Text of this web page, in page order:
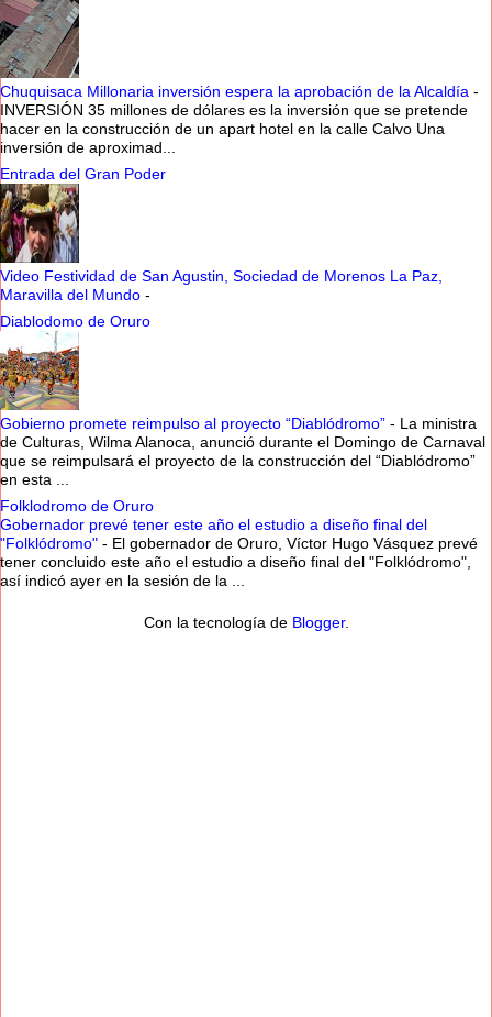
Chuquisaca Millonaria inversión espera la aprobación de la Alcaldía -
INVERSIÓN 35 millones de dólares es la inversión que se pretende
hacer en la construcción de un apart hotel en la calle Calvo Una
inversión de aproximad...
Entrada del Gran Poder
Video Festividad de San Agustin, Sociedad de Morenos La Paz,
Maravilla del Mundo -
Diablodomo de Oruro
Gobierno promete reimpulso al proyecto “Diablódromo” - La ministra
de Culturas, Wilma Alanoca, anunció durante el Domingo de Carnaval
que se reimpulsará el proyecto de la construcción del “Diablódromo”
en esta ...
Folklodromo de Oruro
Gobernador prevé tener este año el estudio a diseño final del
"Folklódromo" - El gobernador de Oruro, Víctor Hugo Vásquez prevé
tener concluido este año el estudio a diseño final del "Folklódromo",
así indicó ayer en la sesión de la ...
Con la tecnología de Blogger.